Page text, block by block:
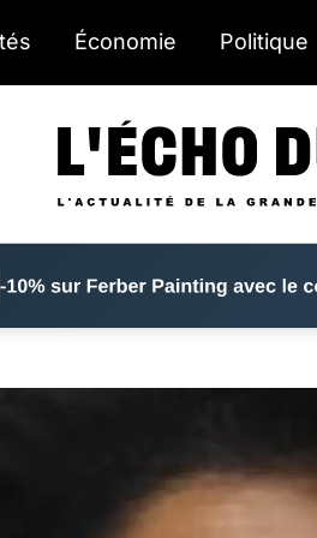
Économie Politique